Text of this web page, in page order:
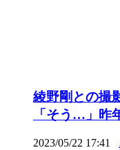
綾野剛との撮
「そう…」昨
2023/05/22 17:41